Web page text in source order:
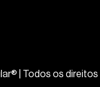
| Todos os